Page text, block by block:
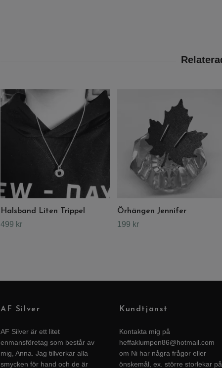
Halsband Liten Trippel
499 kr
Örhängen Jennifer
199 kr
AF Silver
AF Silver är ett litet
enmansföretag som består av
mig, Anna. Jag tillverkar alla
smycken för hand och de är
Kundtjänst
Kontakta mig på
heffaklumpen86@hotmail.com
om Ni har några frågor eller
önskemål, ex. större storlekar på